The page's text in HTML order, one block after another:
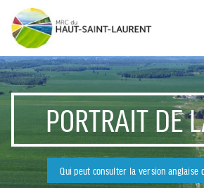
PORTRAIT DE
Qui peut consulter la version anglaise